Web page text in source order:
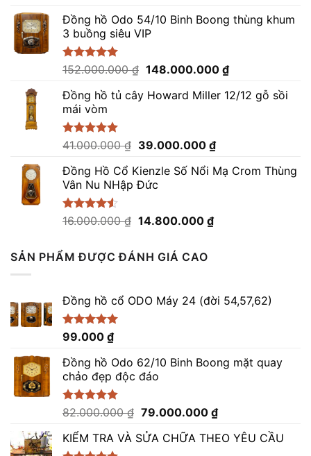
5 sao
là:
82.000.000 ₫.
tại
Đồng hồ Odo 54/10 Binh Boong thùng khum
3 buồng siêu VIP
Được xếp
5 sao
152.000.000₫ Giá
là:
148.000.000 ₫Giá
tại
Đồng hồ tủ cây Howard Miller 12/12 gỗ sồi
mái vòm
Được xếp
5 sao
41.000.000₫ Giá
là:
41.000.000 ₫.
39.000.000 ₫Giá
tại
Đồng Hồ Cổ Kienzle Số Nổi Mạ Crom Thùng
Vân Nu NHập Đức
Được xếp
16.000.000₫ Giá
là:
16.000.000 ₫.
14.800.000 ₫Giá
SẢN PHẨM ĐƯỢC ĐÁNH GIÁ CAO
Đồng hồ cổ ODO Máy 24 (đời 54,57,62)
Được xếp
5.00
5 sao
99.000 ₫
Đồng hồ Odo 62/10 Binh Boong mặt quay
chảo đẹp độc đáo
Được xếp
5 sao
82.000.000₫ Giá
là:
79.000.000 ₫Giá
tại
KIỂM TRA VÀ SỬA CHỮA THEO YÊU CẦU